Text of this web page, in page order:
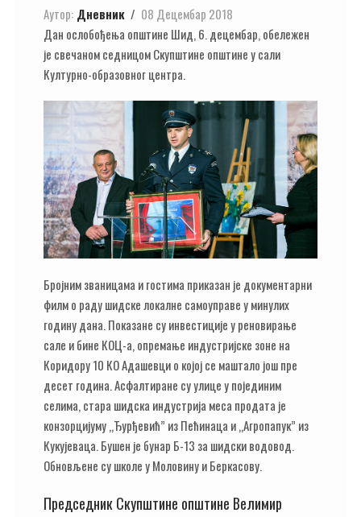
Аутор: Дневник
08 Децембар 2018
Дан ослобођења општине Шид, 6. децембар, обележен
је свечаном седницом Скупштине општине у сали
Културно-образовног центра.
Бројним званицама и гостима приказан је документарни
филм о раду шидске локалне самоуправе у минулих
годину дана. Показане су инвестиције у реновирање
сале и бине КОЦ-а, опремање индустријске зоне на
Коридору 10 КО Адашевци о којој се маштало још пре
десет година. Асфалтиране су улице у појединим
селима, стара шидска индустрија меса продата је
конзорцијуму „Ђурђевић” из Пећинаца и „Агропапук” из
Кукујеваца. Бушен је бунар Б-13 за шидски водовод.
Обновљене су школе у Моловину и Беркасову.
Председник Скупштине општине Велимир